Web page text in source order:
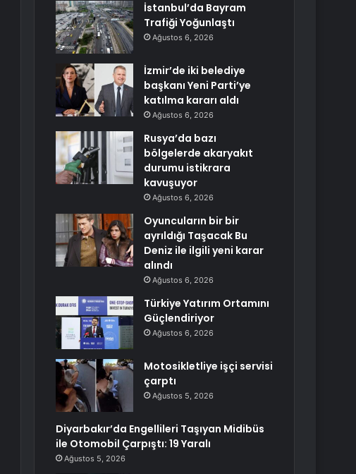
İstanbul’da Bayram
Trafiği Yoğunlaştı
Ağustos 6, 2026
İzmir’de iki belediye
başkanı Yeni Parti’ye
katılma kararı aldı
Ağustos 6, 2026
Rusya’da bazı
bölgelerde akaryakıt
durumu istikrara
kavuşuyor
Ağustos 6, 2026
Oyuncuların bir bir
ayrıldığı Taşacak Bu
Deniz ile ilgili yeni karar
alındı
Ağustos 6, 2026
Türkiye Yatırım Ortamını
Güçlendiriyor
Ağustos 6, 2026
Motosikletliye işçi servisi
çarptı
Ağustos 5, 2026
Diyarbakır’da Engellileri Taşıyan Midibüs
ile Otomobil Çarpıştı: 19 Yaralı
Ağustos 5, 2026